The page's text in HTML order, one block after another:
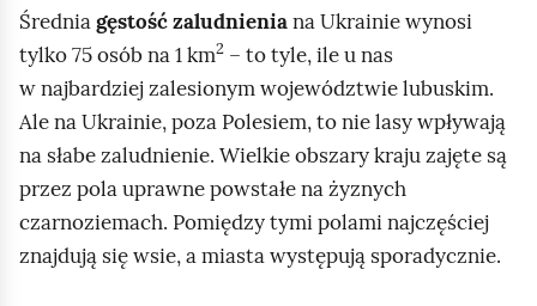
d
ó
w
i
Średniagęstość zaludnieniana Ukrainie wynosi
tylko 75 osób na 1 kmI
n
d
e
k
s
g
2 – to tyle, ile u nas
w najbardziej zalesionym województwie lubuskim.
Ale na Ukrainie, poza Polesiem, to nie lasy wpływają
na słabe zaludnienie. Wielkie obszary kraju zajęte są
przez pola uprawne powstałe na żyznych
czarnoziemach. Pomiędzy tymi polami najczęściej
znajdują się wsie, a miasta występują sporadycznie.